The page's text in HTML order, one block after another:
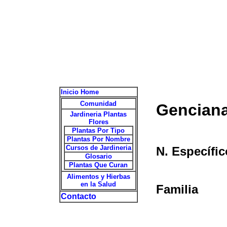
Inicio Home
Comunidad
Jardineria Plantas
Flores
Plantas Por Tipo
Plantas Por Nombre
Cursos de Jardineria
Glosario
Plantas Que Curan
Alimentos y Hierbas
en la Salud
Contacto
N.
Familia